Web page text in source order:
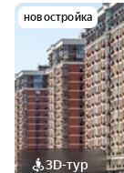
новостройка
3D-тур